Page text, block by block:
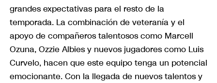
grandes expectativas para el resto de la
temporada. La combinación de veteranía y el
apoyo de compañeros talentosos como Marcell
Ozuna, Ozzie Albies y nuevos jugadores como Luis
Curvelo, hacen que este equipo tenga un potencial
emocionante. Con la llegada de nuevos talentos y